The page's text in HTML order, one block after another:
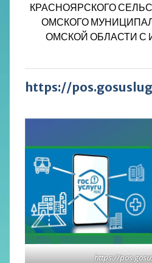
КРАСНОЯРСКОГО
ОМСКОГО
ОМСКОЙ ОБЛАСТИ С
https://
https://